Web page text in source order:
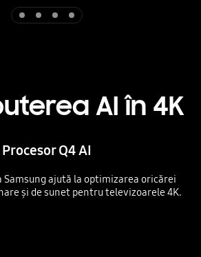
AI în 4K
Procesor Q4 AI
Samsung ajută la optimizarea oricărei
și de sunet pentru televizoarele 4K.